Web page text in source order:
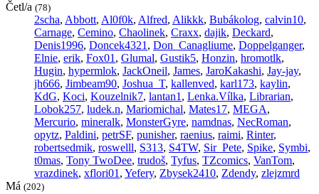
Četl/a (78)
2scha, Abbott, Al0f0k, Alfred, Alikkk, Bubákolog, calvin10,
Carnage, Cemino, Chaolinek, Craxx, dajik, Deckard,
Denis1996, Doncek4321 , Don_Canagliume, Doppelganger,
Elnie, erik, Fox01 , Glumal, Gustik5, Honzin, hromotlk,
Hugin, hypermlok, JackOneil, James, JaroKakashi, Jay-jay,
jh666, Jimbeam90, Joshua_T, kallenved, karl173, kaylin,
KdG, Koci, Kouzelnik7, lantan1 , Lenka.Vílka, Librarian,
Lobok257, ludek.n, Mariomichal, Mates17, MEGA,
Mercurio, mineralk, MonsterGyre, namdnas, NecRoman,
opytz, Paldini, petrSF, punisher, raenius, raimi, Rinter,
robertsedmik, roswelll, S313, S4TW, Sir_Pete, Spike, Symbi,
t0mas, Tony TwoDee, trudoš, Tyfus, TZcomics, VanTom,
vrazdinek, xflori01 , Yefery, Zbysek2410, Zdendy, zlejzmrd
Má (202)